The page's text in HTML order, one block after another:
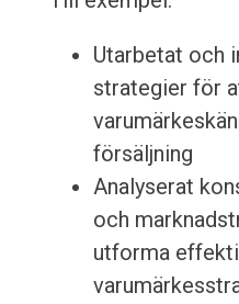
Utarbetat och
strategier för
försäljning
Analyserat
och
utforma